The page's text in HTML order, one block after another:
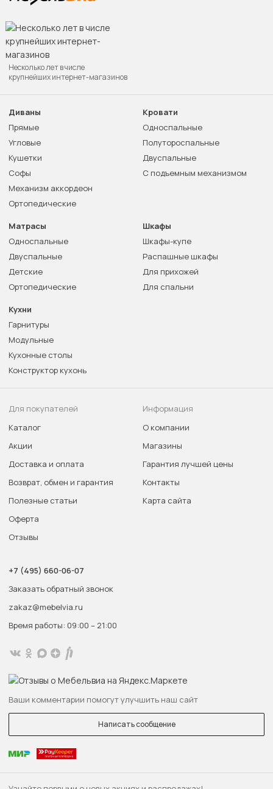
Несколько лет в числе
крупнейших интернет-магазинов
Диваны
Прямые
Угловые
Кушетки
Софы
Механизм аккордеон
Ортопедические
Кровати
Односпальные
Полутороспальные
Двуспальные
С подъемным механизмом
Матрасы
Односпальные
Двуспальные
Детские
Ортопедические
Шкафы
Шкафы-купе
Распашные шкафы
Для прихожей
Для спальни
Кухни
Гарнитуры
Модульные
Кухонные столы
Конструктор кухонь
Для покупателей
Каталог
Акции
Доставка и оплата
Возврат, обмен и гарантия
Полезные статьи
Оферта
Отзывы
Информация
О компании
Магазины
Гарантия лучшей цены
Контакты
Карта сайта
+7 (495) 660-06-07
Заказать обратный звонок
zakaz@mebelvia.ru
Время работы: 09:00 – 21:00
Ваши комментарии помогут улучшить наш сайт
Написать сообщение